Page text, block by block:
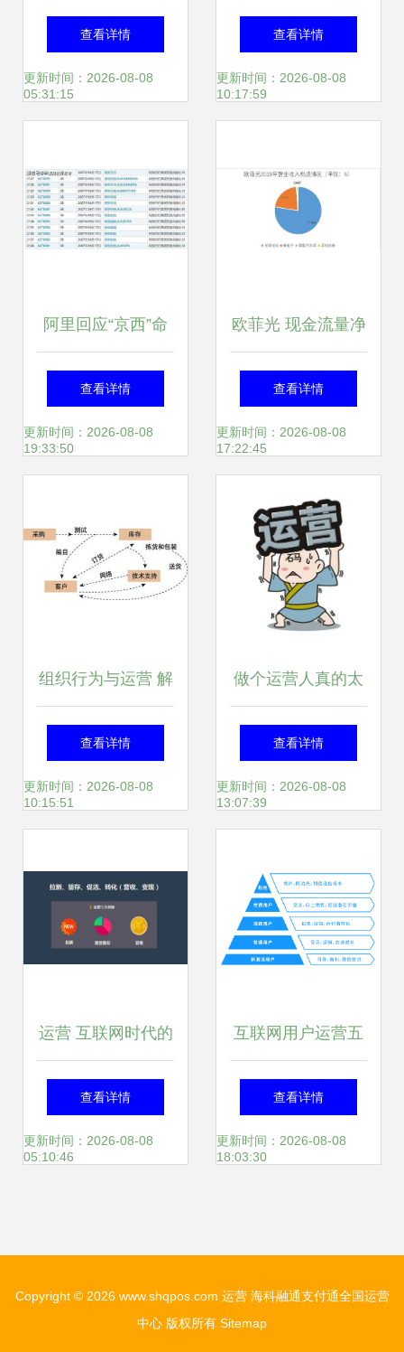
目精准运营及管控
策略
查看详情
更新时间：2026-08-08
05:31:15
的方法是什么
查看详情
更新时间：2026-08-08
10:17:59
阿里回应“京西”命
名争议，公开征集
新公司名称
查看详情
更新时间：2026-08-08
19:33:50
欧菲光 现金流量净
额激增超400% 产
品与经营双轮驱动
查看详情
更新时间：2026-08-08
17:22:45
组织行为与运营 解
析组织运作图的重
要性
查看详情
更新时间：2026-08-08
10:15:51
做个运营人真的太
太太太难了！运营
人标准图鉴你也在
查看详情
更新时间：2026-08-08
13:07:39
运营 互联网时代的
核心方法论
查看详情
更新时间：2026-08-08
05:10:46
互联网用户运营五
部曲 从入门到精通
查看详情
更新时间：2026-08-08
18:03:30
Copyright © 2026 www.shqpos.com 运营 海科融通支付通全国运营
中心 版权所有 Sitemap